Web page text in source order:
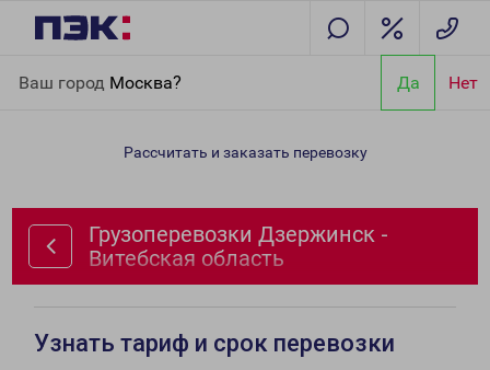
Ваш город Москва? Да Нет
Витебская область
Рассчитать и заказать перевозку
Грузоперевозки Дзержинск -
Витебская область
Узнать тариф и срок перевозки